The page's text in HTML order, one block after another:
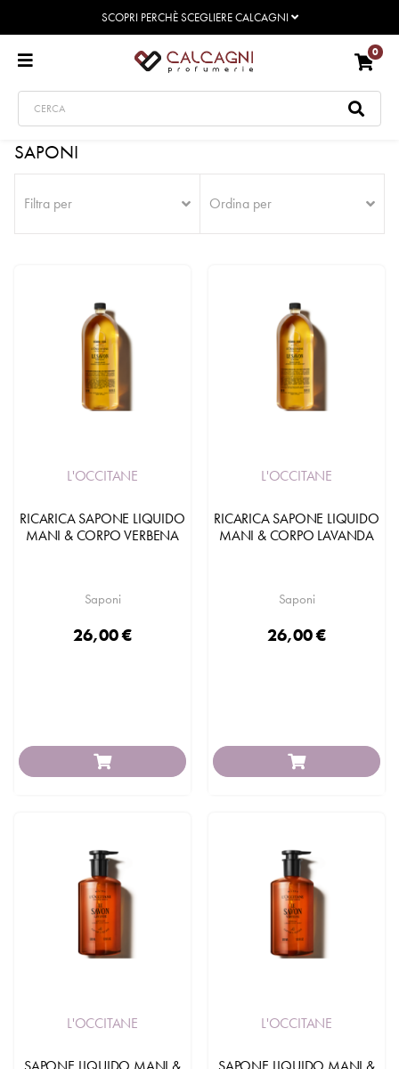
SCOPRI PERCHÈ SCEGLIERE CALCAGNI
0
SAPONI
Filtra per Ordina per
L'OCCITANE
RICARICA SAPONE LIQUIDO
MANI & CORPO VERBENA
Saponi
26,00 €
L'OCCITANE
RICARICA SAPONE LIQUIDO
MANI & CORPO LAVANDA
Saponi
26,00 €
L'OCCITANE L'OCCITANE